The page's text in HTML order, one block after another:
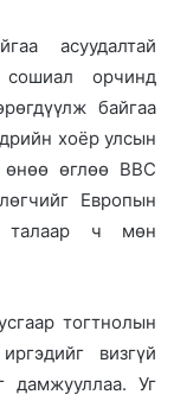
асуудалтай
сошиал орчинд
байгаа
хоёр улсын
өнөө өглөө ВВС
Европын
талаар ч мөн
тогтнолын
визгүй
дамжууллаа. Уг